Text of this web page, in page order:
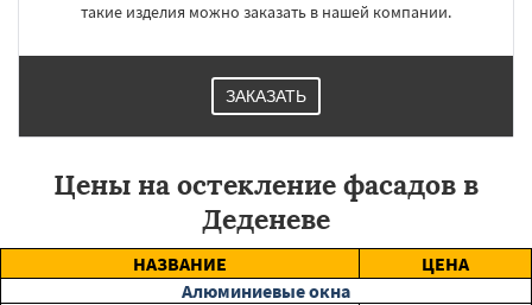
такие изделия можно заказать в нашей компании.
ЗАКАЗАТЬ
Цены на остекление фасадов в
Деденеве
НАЗВАНИЕ
ЦЕНА
Алюминиевые окна